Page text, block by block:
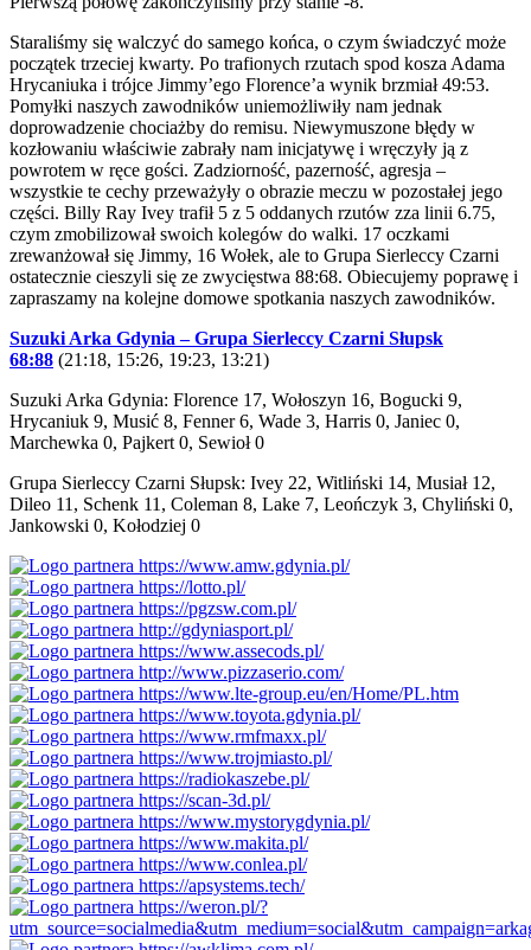
Staraliśmy się walczyć do samego końca, o czym świadczyć może
początek trzeciej kwarty. Po trafionych rzutach spod kosza Adama
Hrycaniuka i trójce Jimmy’ego Florence’a wynik brzmiał 49:53.
Pomyłki naszych zawodników uniemożliwiły nam jednak
doprowadzenie chociażby do remisu. Niewymuszone błędy w
kozłowaniu właściwie zabrały nam inicjatywę i wręczyły ją z
powrotem w ręce gości. Zadziorność, pazerność, agresja –
wszystkie te cechy przeważyły o obrazie meczu w pozostałej jego
części. Billy Ray Ivey trafił 5 z 5 oddanych rzutów zza linii 6.75,
czym zmobilizował swoich kolegów do walki. 17 oczkami
zrewanżował się Jimmy, 16 Wołek, ale to Grupa Sierleccy Czarni
ostatecznie cieszyli się ze zwycięstwa 88:68. Obiecujemy poprawę i
zapraszamy na kolejne domowe spotkania naszych zawodników.
Suzuki Arka Gdynia – Grupa Sierleccy Czarni Słupsk
68:88 (21:18, 15:26, 19:23, 13:21)
Suzuki Arka Gdynia: Florence 17, Wołoszyn 16, Bogucki 9,
Hrycaniuk 9, Musić 8, Fenner 6, Wade 3, Harris 0, Janiec 0,
Marchewka 0, Pajkert 0, Sewioł 0
Grupa Sierleccy Czarni Słupsk: Ivey 22, Witliński 14, Musiał 12,
Dileo 11, Schenk 11, Coleman 8, Lake 7, Leończyk 3, Chyliński 0,
Jankowski 0, Kołodziej 0